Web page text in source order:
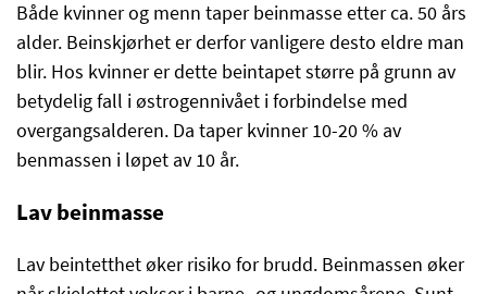
Både kvinner og menn taper beinmasse etter ca. 50 års
alder. Beinskjørhet er derfor vanligere desto eldre man
blir. Hos kvinner er dette beintapet større på grunn av
betydelig fall i østrogennivået i forbindelse med
overgangsalderen. Da taper kvinner 10-20 % av
benmassen i løpet av 10 år.
Lav beinmasse
Lav beintetthet øker risiko for brudd. Beinmassen øker